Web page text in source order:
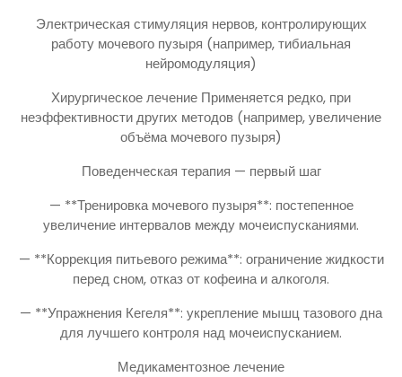
Электрическая стимуляция нервов, контролирующих
работу мочевого пузыря (например, тибиальная
нейромодуляция)
Хирургическое лечение Применяется редко, при
неэффективности других методов (например, увеличение
объёма мочевого пузыря)
Поведенческая терапия — первый шаг
— **Тренировка мочевого пузыря**: постепенное
увеличение интервалов между мочеиспусканиями.
— **Коррекция питьевого режима**: ограничение жидкости
перед сном, отказ от кофеина и алкоголя.
— **Упражнения Кегеля**: укрепление мышц тазового дна
для лучшего контроля над мочеиспусканием.
Медикаментозное лечение